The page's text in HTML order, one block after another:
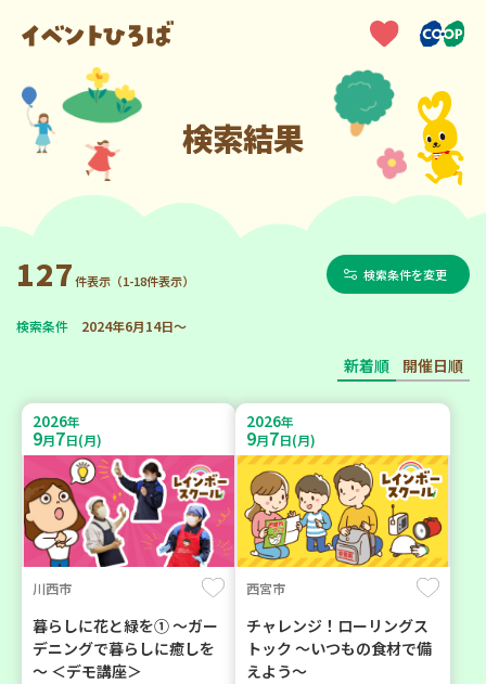
検索結果
127件表示（1-18件表示） 検索条件を変更
検索条件 2024年6月14日～
新着順 開催日順
2026年
9月7日(月)
川西市
暮らしに花と緑を① ～ガー
デニングで暮らしに癒しを
～ ＜デモ講座＞
2026年
9月7日(月)
西宮市
チャレンジ！ローリングス
トック ～いつもの食材で備
えよう～